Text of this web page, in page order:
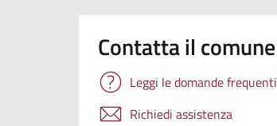
Contatta il comune
Leggi le domande frequenti
Richiedi assistenza